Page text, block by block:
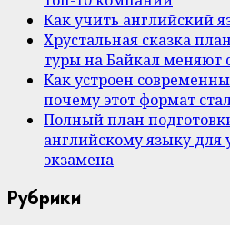
Как учить английский
Хрустальная сказка
туры на Байкал меняют
Как устроен
почему этот формат
Полный план
английскому языку
экзамена
Рубрики